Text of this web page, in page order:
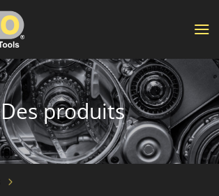
Des produits